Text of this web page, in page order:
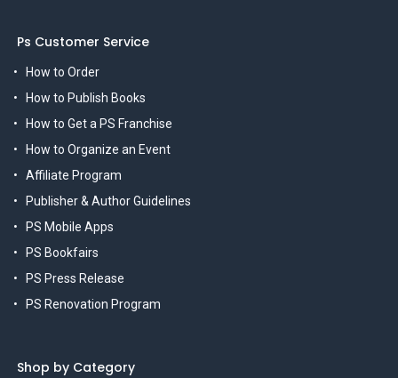
Ps Customer Service
How to Order
How to Publish Books
How to Get a PS Franchise
How to Organize an Event
Affiliate Program
Publisher & Author Guidelines
PS Mobile Apps
PS Bookfairs
PS Press Release
PS Renovation Program
Shop by Category